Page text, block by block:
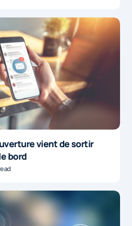
vient de sortir
bord